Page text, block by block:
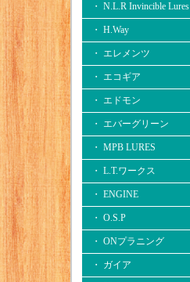
・ N.L.R Invincible Lures
・ H.Way
・ エレメンツ
・ エコギア
・ エドモン
・ エバーグリーン
・ MPB LURES
・ L.T.ワークス
・ ENGINE
・ O.S.P
・ ONプラニング
・ ガイア